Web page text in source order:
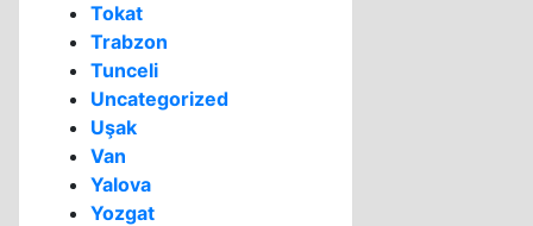
Tokat
Trabzon
Tunceli
Uncategorized
Uşak
Van
Yalova
Yozgat